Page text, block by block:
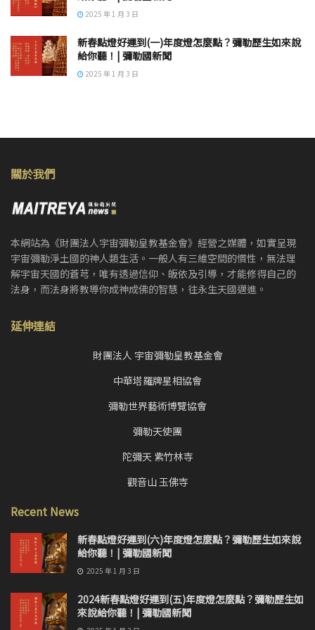
2025 年 1 月 3 日
新春點燈好運到(一)年度燈怎麼點？彌勒歷生如來說
給你聽！| 彌勒國新聞
2025 年 1 月 3 日
關於我們
本網站為《財團法人宇宙彌勒皇教基金會》經營之媒體，如實呈現
宇宙彌勒淨土國的神人類生活。一般人有三維空間的慣性，無法理
解宇宙天國的蒼芎，唯有透過信仰、皈依及引導，才能修得自己的
法身，而法身將教導你成神成佛的智慧，往永生天國邁進。
延伸連結
財團法人 宇宙彌勒皇教基金會
中華塔羅牌星相協會
彌勒世界藝術博覽協會
彌勒天使團
陀彌天 紫竹林寺
觀音山 玉佛寺
Recent News
新春點燈好運到(六)年度燈怎麼點？彌勒歷生如來說
給你聽！| 彌勒國新聞
2025 年 1 月 3 日
2024新春點燈好運到(五)年度燈怎麼點？彌勒歷生如
來說給你聽！| 彌勒國新聞